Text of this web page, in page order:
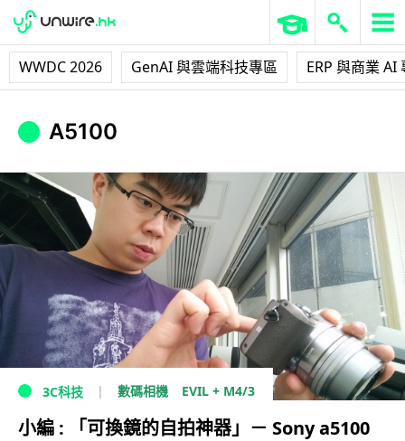
WWDC 2026 GenAI 與雲端科技專區 ERP 與商業 AI
A5100
3C科技 數碼相機 EVIL + M4/3
小編 : 「可換鏡的自拍神器」－ Sony a5100